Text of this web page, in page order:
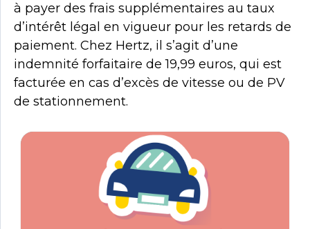
à payer des frais supplémentaires au taux
d’intérêt légal en vigueur pour les retards de
paiement. Chez Hertz, il s’agit d’une
indemnité forfaitaire de 19,99 euros, qui est
facturée en cas d’excès de vitesse ou de PV
de stationnement.